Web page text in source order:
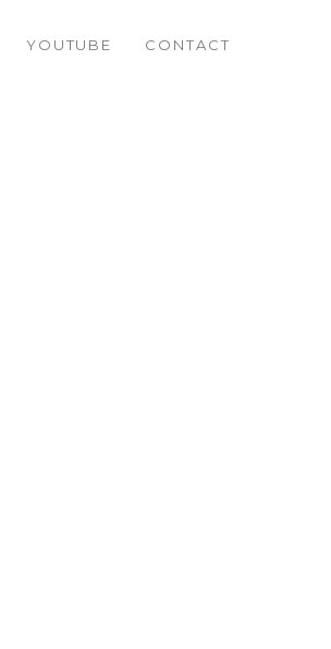
YOUTUBE CONTACT